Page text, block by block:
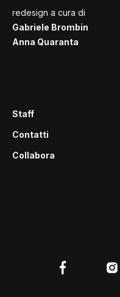
redesign a cura di
Gabriele Brombin
Anna Quaranta
Staff
Contatti
Collabora